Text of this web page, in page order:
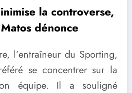
la controverse,
dénonce
l’entraîneur du Sporting,
se concentrer sur la
équipe. Il a souligné